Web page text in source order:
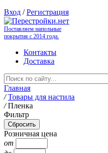
Вход /Регистрация
Поставляем напольные
покрытия с 2014 года.
Контакты
Доставка
Главная
/ Товары для настила
/ Пленка
Фильтр
Розничная цена
от